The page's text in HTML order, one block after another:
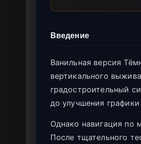
Введение
Ванильная версия
вертикального
градостроительный
до улучшения
Однако навигация по
После тщательного